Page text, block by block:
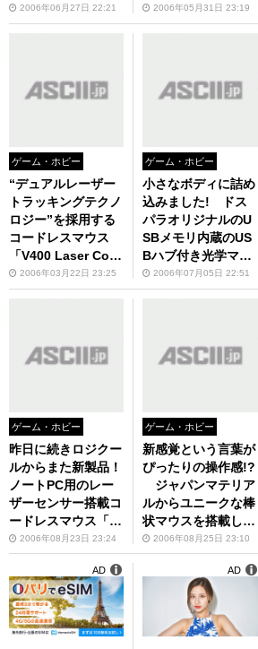
ら2006年06月27日 22:21
less Mouse Specia
l Edition」が今週発
2006年05月31日 23:19
ゲーム・ホビー
“デュアルレーザー
トラッキングテクノ
ロジー”を採用する
コードレスマウス
「V400 Laser Cord
less Mouse for No
tebooks」がロジク
2006年03月22日 23:25
ゲーム・ホビー
小さなボディに詰め
込みました! ドス
パラオリジナルのU
SBメモリ内蔵のUS
Bハブ付き光学マウ
スが登場
2006年07月05日 22:51
ゲーム・ホビー
昨日に続きロジクー
ルからまた新製品！
ノートPC用のレー
ザーセンサー搭載コ
ードレスマウス「V
450 Laser Cordles
s Mouse for Noteb
ooks」が発売
2006年08月23日 23:24
ゲーム・ホビー
新感覚という言葉が
ぴったりの操作感!?
ジャパンマテリア
ルからユニークな棒
状マウスを搭載した
「RollerMouse Pr
o」が発売予定！
2006年08月25日 23:10
AD AD